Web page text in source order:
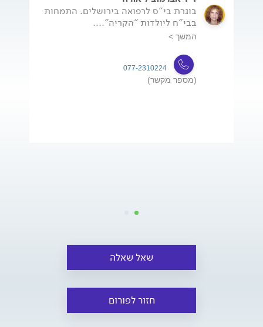
בוגרת בי"ס לרפואה בירושלים. התמחות
בבי"ח ליולדות "הקריה"....
המשך >
077-2310224
(מספר מקשר)
שאל שאלה
חזור לפורום